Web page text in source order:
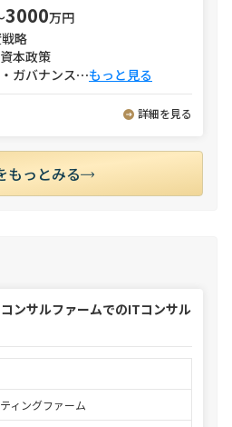
3000万円
略
本政策
ガバナンス⋯もっと見る
詳細を見る
もっとみる
ンサルファームでのITコンサル
ィングファーム